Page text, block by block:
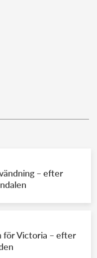
– efter
för Victoria – efter